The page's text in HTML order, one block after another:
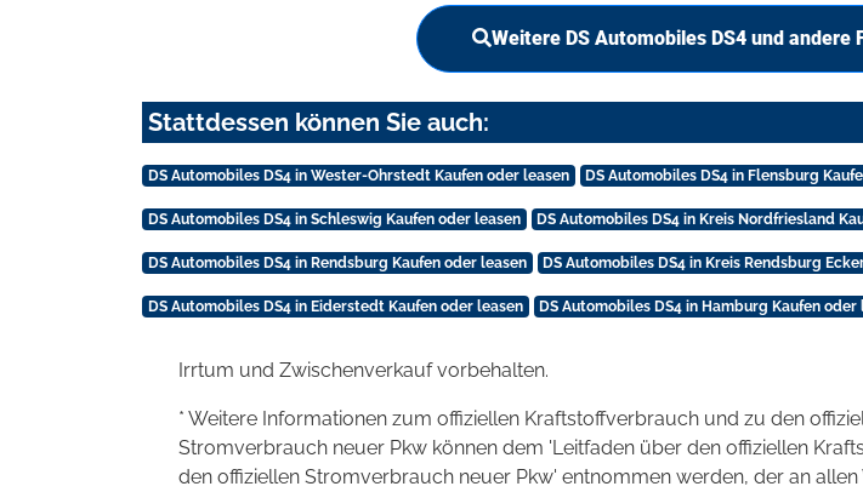
Weitere DS Automobiles DS4 und andere
Stattdessen können Sie auch:
DS Automobiles DS4 in Wester-Ohrstedt Kaufen oder leasen DS Automobiles DS4 in Flensburg
DS Automobiles DS4 in Schleswig Kaufen oder leasen DS Automobiles DS4 in Kreis Nordfriesland
DS Automobiles DS4 in Rendsburg Kaufen oder leasen DS Automobiles DS4 in Kreis Rendsburg
DS Automobiles DS4 in Eiderstedt Kaufen oder leasen DS Automobiles DS4 in Hamburg Kaufen oder
Irrtum und Zwischenverkauf vorbehalten.
* Weitere Informationen zum offiziellen Kraftstoffverbrauch und zu den
Stromverbrauch neuer Pkw können dem 'Leitfaden über den offiziellen
den offiziellen Stromverbrauch neuer Pkw' entnommen werden, der an